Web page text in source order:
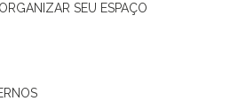
SEU ESPAÇO